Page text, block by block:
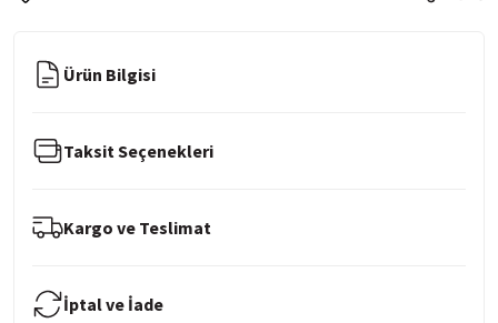
Ürün Bilgisi
Taksit Seçenekleri
Kargo ve Teslimat
İptal ve İade